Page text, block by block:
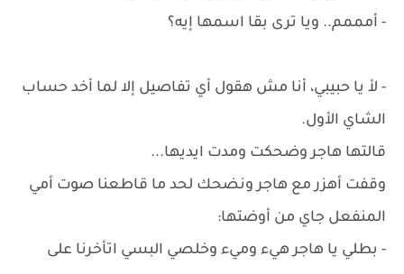
- أمممم.. ويا ترى بقا اسمها إيه؟
- لأ يا حبيبي، أنا مش هقول أي تفاصيل إلا لما أخد حساب
الشاي الأول.
قالتها هاجر وضحكت ومدت ايديها...
وقفت أهزر مع هاجر ونضحك لحد ما قاطعنا صوت أمي
المنفعل جاي من أوضتها:
- بطلي يا هاجر هيء وميء وخلصي البسي اتأخرنا على